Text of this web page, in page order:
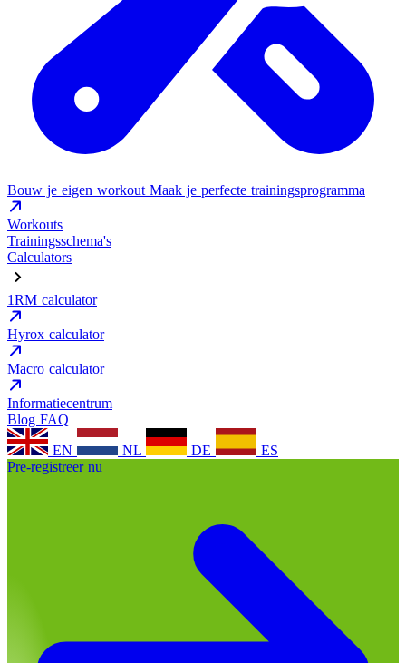
Bouw je eigen workout Maak je perfecte trainingsprogramma
Workouts
Trainingsschema's
Calculators
1RM calculator
Hyrox calculator
Macro calculator
Informatiecentrum
Blog FAQ
EN
NL DE
ES
Pre-registreer nu